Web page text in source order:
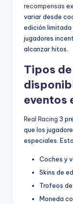
recompensas
variar desde
edición
jugadores
alcanzar hitos.
Tipos
eventos
Real Racing 3
que los
especiales.
Coches y
Skins de
Trofeos
Moneda